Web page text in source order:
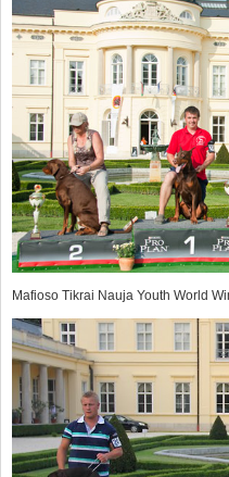
Mafioso Tikrai Nauja Youth World